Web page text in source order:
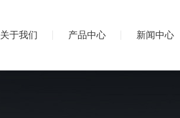
关于我们 产品中心 新闻中心